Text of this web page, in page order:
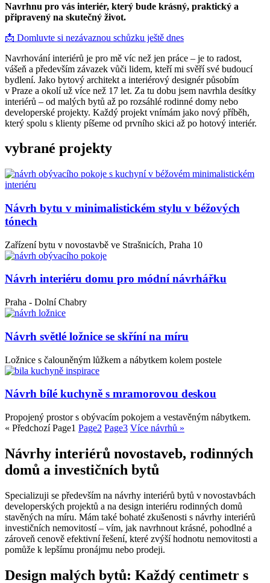
Navrhnu pro vás interiér, který bude krásný, praktický a
připravený na skutečný život.
📩 Domluvte si nezávaznou schůzku ještě dnes
Navrhování interiérů je pro mě víc než jen práce – je to radost,
vášeň a především závazek vůči lidem, kteří mi svěří své budoucí
bydlení. Jako bytový architekt a interiérový designér působím
v Praze a okolí už více než 17 let. Za tu dobu jsem navrhla desítky
interiérů – od malých bytů až po rozsáhlé rodinné domy nebo
developerské projekty. Každý projekt vnímám jako nový příběh,
který spolu s klienty píšeme od prvního skici až po hotový interiér.
vybrané projekty
Návrh bytu v minimalistickém stylu v béžových
tónech
Zařízení bytu v novostavbě ve Strašnicích, Praha 10
Návrh interiéru domu pro módní návrhářku
Praha - Dolní Chabry
Návrh světlé ložnice se skříní na míru
Ložnice s čalouněným lůžkem a nábytkem kolem postele
Návrh bílé kuchyně s mramorovou deskou
Propojený prostor s obývacím pokojem a vestavěným nábytkem.
« Předchozí Page1 Page2 Page3 Více návrhů »
Návrhy interiérů novostaveb, rodinných
domů a investičních bytů
Specializuji se především na návrhy interiérů bytů v novostavbách
developerských projektů a na design interiéru rodinných domů
stavěných na míru. Mám také bohaté zkušenosti s návrhy interiérů
investičních nemovitostí – vím, jak navrhnout krásné, pohodlné a
zároveň cenově efektivní řešení, které zvýší hodnotu nemovitosti a
pomůže k lepšímu pronájmu nebo prodeji.
Design malých bytů: Každý centimetr s